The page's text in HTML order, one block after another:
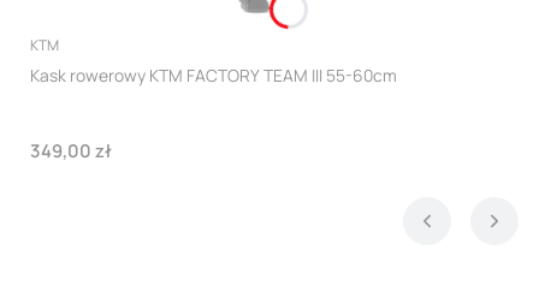
PRODUCENT
KTM
Kask rowerowy KTM FACTORY TEAM III 55-60cm
Cena
349,00 zł